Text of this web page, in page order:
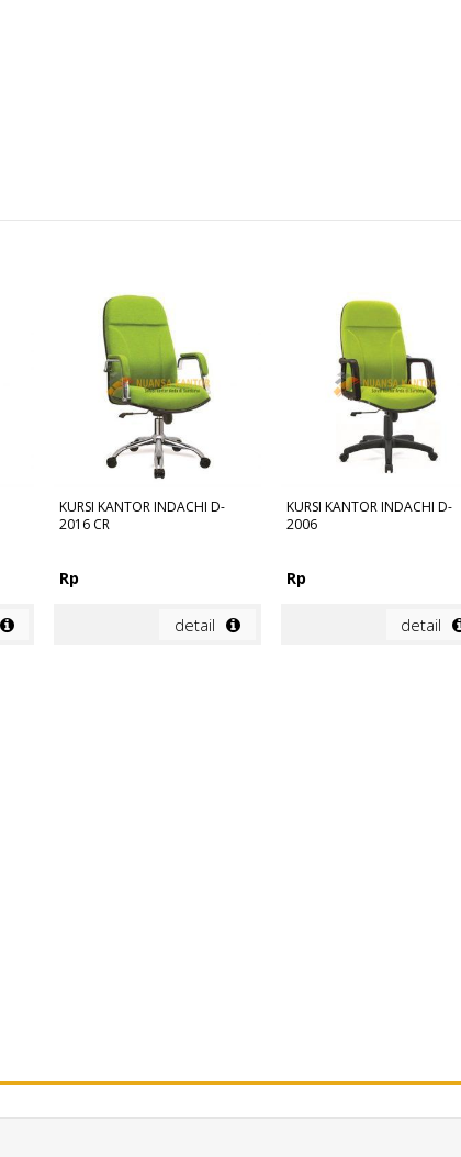
KURSI KANTOR INDACHI D-
2016 CR
Rp
detail
KURSI KANTOR INDACHI D-
2006
Rp
detail